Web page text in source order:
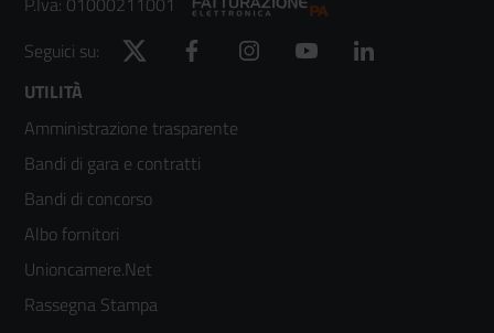
Seguici su:
Twitter Facebook Instagram YouTube
Footer
menù
colonna
2
UTILITÀ
Amministrazione trasparente
Bandi di gara e contratti
Bandi di concorso
Albo fornitori
Unioncamere.Net
Rassegna Stampa